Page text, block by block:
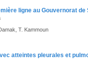
ligne au Gouvernorat de
T. Kammoun
atteintes pleurales et